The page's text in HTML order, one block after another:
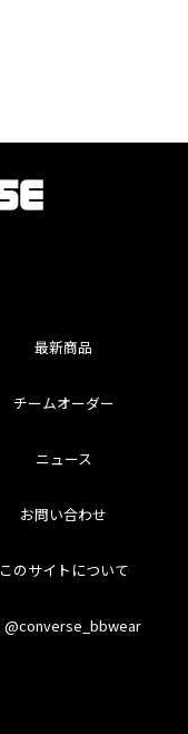
最新商品
チームオーダー
ニュース
お問い合わせ
このサイトについて
@converse_bbwear